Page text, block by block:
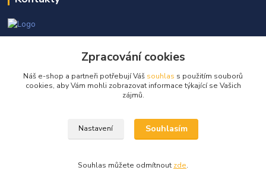
+420 605 298 968
info@globalelektro.cz
Zpracování cookies
Náš e-shop a partneři potřebují Váš souhlas s použitím souborů
cookies, aby Vám mohli zobrazovat informace týkající se Vašich
zájmů.
Nastavení Souhlasím
Souhlas můžete odmítnout zde.